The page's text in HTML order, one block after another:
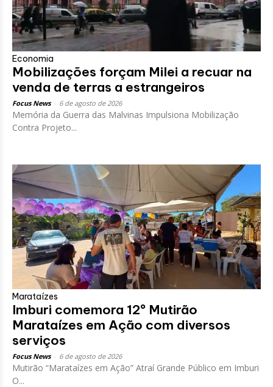
Economia
Mobilizações forçam Milei a recuar na
venda de terras a estrangeiros
Focus News 6 de agosto de 2026
Memória da Guerra das Malvinas Impulsiona Mobilização
Contra Projeto...
Marataízes
Imburi comemora 12º Mutirão
Marataízes em Ação com diversos
serviços
Focus News 6 de agosto de 2026
Mutirão “Marataízes em Ação” Atraí Grande Público em Imburi
O...